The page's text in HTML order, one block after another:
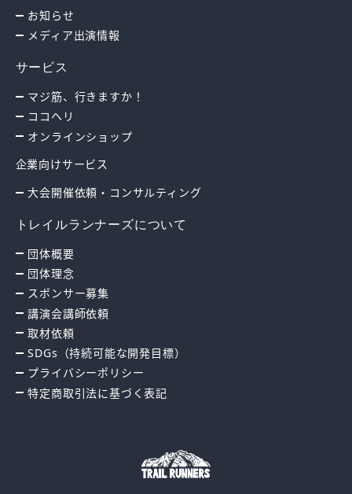
お知らせ
メディア出演情報
サービス
マジ筋、行きますか！
ココヘリ
オンラインショップ
企業向けサービス
大会開催依頼・コンサルティング
トレイルランナーズについて
団体概要
団体理念
スポンサー募集
講演会講師依頼
取材依頼
SDGs（持続可能な開発目標）
プライバシーポリシー
特定商取引法に基づく表記